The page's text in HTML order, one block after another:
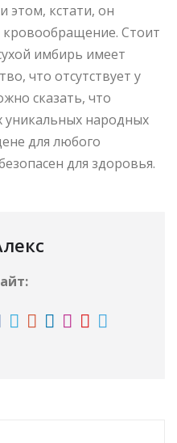
этом, кстати, он
кровообращение. Стоит
имбирь имеет
что отсутствует у
сказать, что
уникальных народных
для любого
для здоровья.